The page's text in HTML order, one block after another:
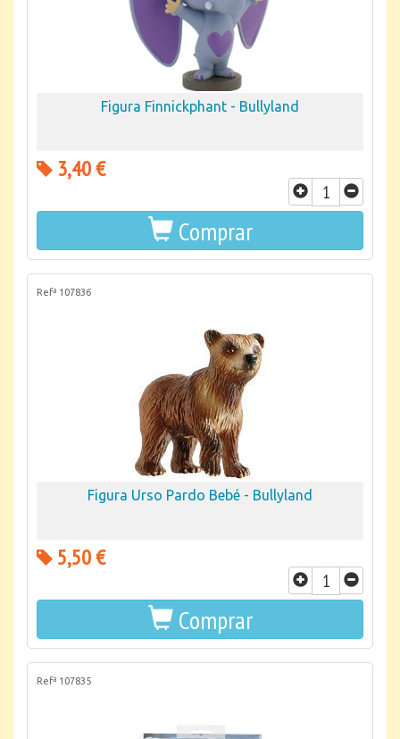
Figura Finnickphant - Bullyland
3,40 €
Comprar
Refª 107836
Figura Urso Pardo Bebé - Bullyland
5,50 €
Comprar
Refª 107835